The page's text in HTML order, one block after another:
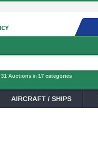
31 Auctions in 17 categories
AIRCRAFT / SHIPS